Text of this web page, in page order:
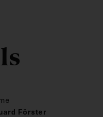
Förster